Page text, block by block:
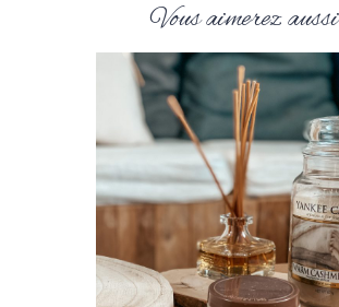
Vous aimerez aussi